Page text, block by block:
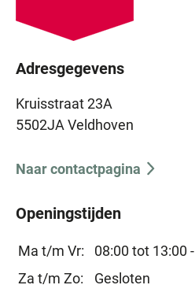
Adresgegevens
Kruisstraat 23A
5502JA Veldhoven
Naar contactpagina
Openingstijden
Ma t/m Vr: 08:00 tot 13:00 -
Za t/m Zo:
Gesloten